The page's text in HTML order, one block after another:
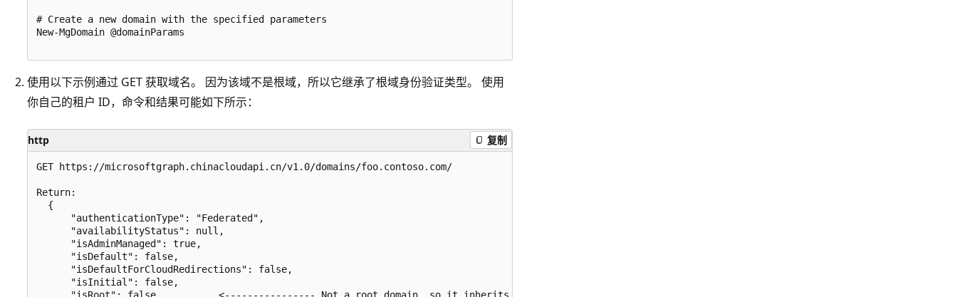
# Create a new domain with the specified parameters
New-MgDomain @domainParams
使用以下示例通过 GET 获取域名。 因为该域不是根域，所以它继承了根域身份验证类型。 使用
你自己的租户 ID，命令和结果可能如下所示：
http 复制
GET https://microsoftgraph.chinacloudapi.cn/v1.0/domains/foo.contoso.com/
Return:
  {
      "authenticationType": "Federated",
      "availabilityStatus": null,
      "isAdminManaged": true,
      "isDefault": false,
      "isDefaultForCloudRedirections": false,
      "isInitial": false,
      "isRoot": false,          <---------------- Not a root domain, so it inherits parent domain's authentication type (federated)